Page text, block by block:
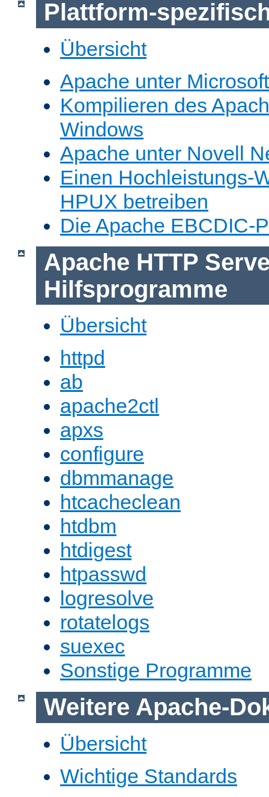
Plattform-
Übersicht
Apache unter
Kompilieren des
Windows
Apache unter Novell
Einen Hochleistungs-
HPUX betreiben
Die Apache EBCDIC-
Apache HTTP
Hilfsprogramme
Übersicht
httpd
ab
apache2ctl
apxs
configure
dbmmanage
htcacheclean
htdbm
htdigest
htpasswd
logresolve
rotatelogs
suexec
Sonstige Programme
Weitere Apache-
Übersicht
Wichtige Standards